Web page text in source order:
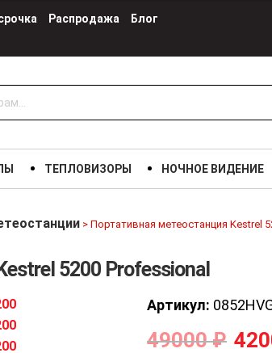
Распродажа
Блог
ТЕПЛОВИЗОРЫ НОЧНОЕ ВИДЕНИЕ
> Портативная метеостанция Kestrel
5200 Professional
Артикул:
49000₽